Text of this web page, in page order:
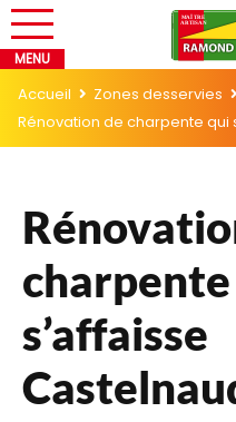
Accueil Zones desservies
Rénovation de charpente qui
s’affaisse